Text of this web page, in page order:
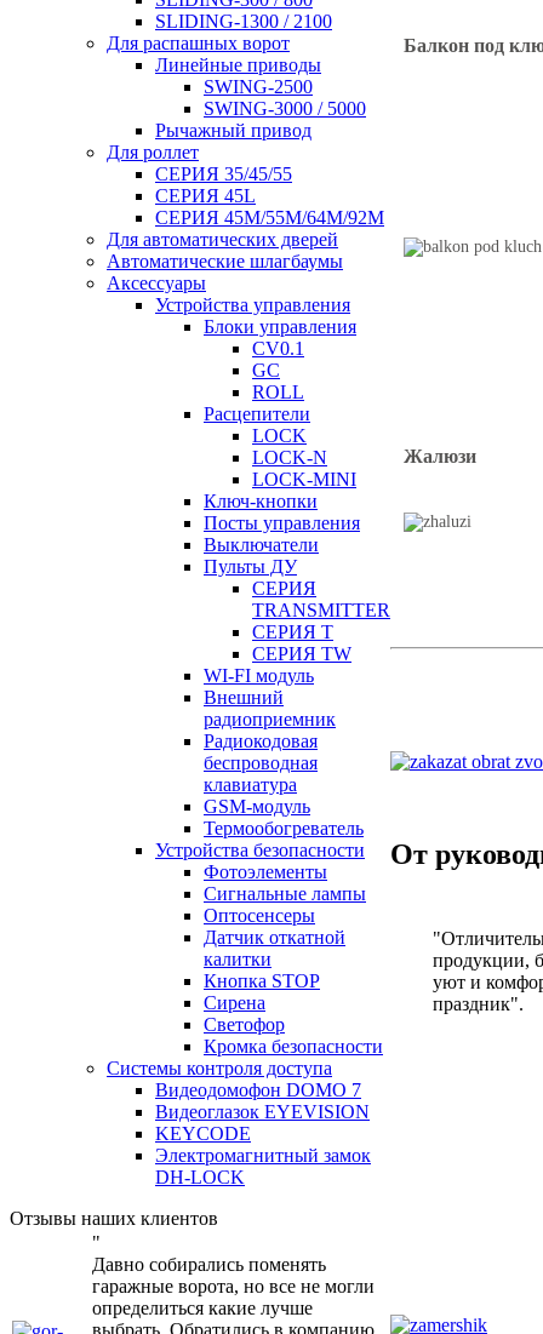
SLIDING-1300 / 2100
Для распашных ворот
Линейные приводы
SWING-2500
SWING-3000 / 5000
Рычажный привод
Для роллет
СЕРИЯ 35/45/55
СЕРИЯ 45L
СЕРИЯ 45М/55M/64M/92M
Для автоматических дверей
Автоматические шлагбаумы
Аксессуары
Устройства управления
Блоки управления
CV0.1
GC
ROLL
Расцепители
LOCK
LOCK-N
LOCK-MINI
Ключ-кнопки
Посты управления
Выключатели
Пульты ДУ
СЕРИЯ
TRANSMITTER
СЕРИЯ T
СЕРИЯ TW
WI-FI модуль
Внешний
радиоприемник
Радиокодовая
беспроводная
клавиатура
GSM-модуль
Термообогреватель
Устройства безопасности
Фотоэлементы
Сигнальные лампы
Оптосенсеры
Датчик откатной
калитки
Кнопка STOP
Сирена
Светофор
Кромка безопасности
Системы контроля доступа
Видеодомофон DOMO 7
Видеоглазок EYEVISION
KEYCODE
Электромагнитный замок
DH-LOCK
Отзывы наших клиентов
"
Давно собирались поменять
гаражные ворота, но все не могли
определиться какие лучше
выбрать. Обратились в компанию
Балкон под
Жалюзи
От
продукции,
уют и
праздник".